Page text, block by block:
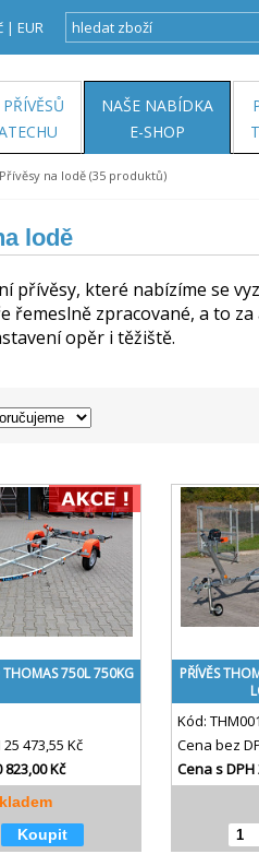
Přívěsy na lodě (35 produktů)
lodě
přívěsy, které nabízíme se
řemeslně zpracované, a to
opěr i těžiště.
THOMAS 750L 750KG
25 473,55 Kč
823,00 Kč
Koupit
PŘÍVĚS
Kód: THM001
Cena bez
Cena s DPH
| EUR
NAŠE NABÍDKA
E-SHOP